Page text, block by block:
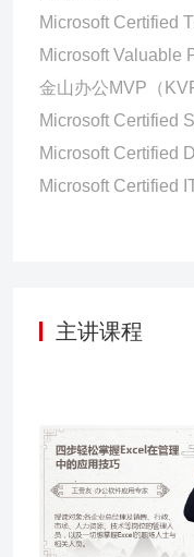
Microsoft Certified
Microsoft Valuable
金山办公MVP（
Microsoft Certified
Microsoft Certified
Microsoft Certified
主讲课程